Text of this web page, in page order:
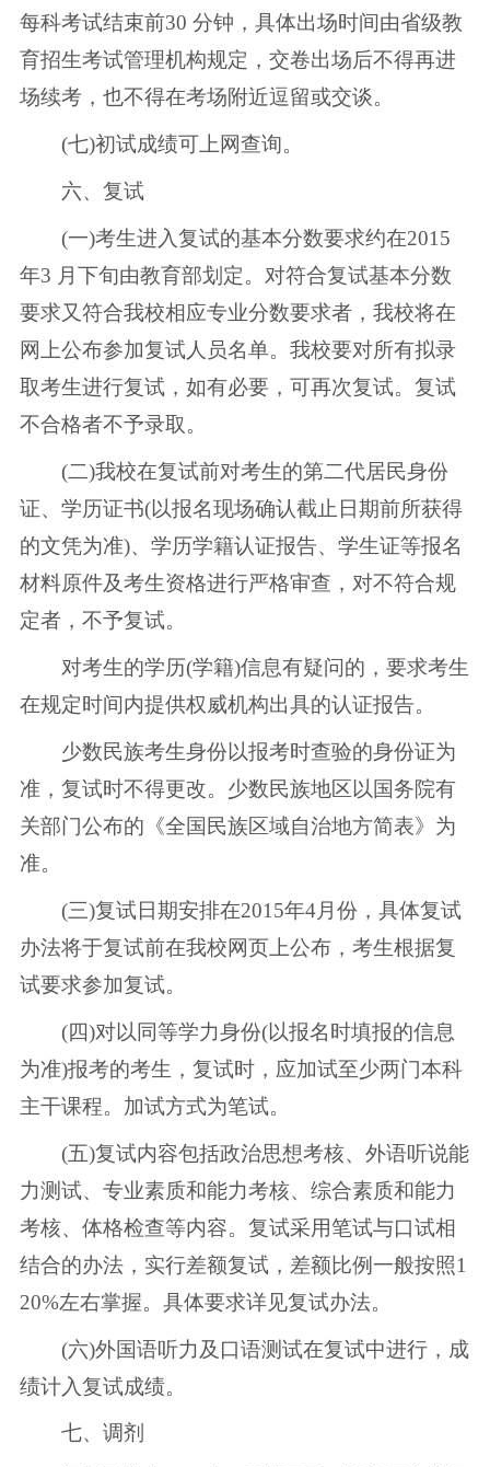
每科考试结束前30 分钟，具体出场时间由省级教
育招生考试管理机构规定，交卷出场后不得再进
场续考，也不得在考场附近逗留或交谈。
(七)初试成绩可上网查询。
六、复试
(一)考生进入复试的基本分数要求约在2015
年3 月下旬由教育部划定。对符合复试基本分数
要求又符合我校相应专业分数要求者，我校将在
网上公布参加复试人员名单。我校要对所有拟录
取考生进行复试，如有必要，可再次复试。复试
不合格者不予录取。
(二)我校在复试前对考生的第二代居民身份
证、学历证书(以报名现场确认截止日期前所获得
的文凭为准)、学历学籍认证报告、学生证等报名
材料原件及考生资格进行严格审查，对不符合规
定者，不予复试。
对考生的学历(学籍)信息有疑问的，要求考生
在规定时间内提供权威机构出具的认证报告。
少数民族考生身份以报考时查验的身份证为
准，复试时不得更改。少数民族地区以国务院有
关部门公布的《全国民族区域自治地方简表》为
准。
(三)复试日期安排在2015年4月份，具体复试
办法将于复试前在我校网页上公布，考生根据复
试要求参加复试。
(四)对以同等学力身份(以报名时填报的信息
为准)报考的考生，复试时，应加试至少两门本科
主干课程。加试方式为笔试。
(五)复试内容包括政治思想考核、外语听说能
力测试、专业素质和能力考核、综合素质和能力
考核、体格检查等内容。复试采用笔试与口试相
结合的办法，实行差额复试，差额比例一般按照1
20%左右掌握。具体要求详见复试办法。
(六)外国语听力及口语测试在复试中进行，成
绩计入复试成绩。
七、调剂